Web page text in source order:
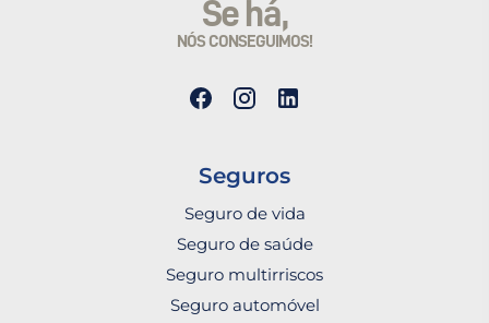
Se há,
NÓS CONSEGUIMOS!
Seguros
Seguro de vida
Seguro de saúde
Seguro multirriscos
Seguro automóvel